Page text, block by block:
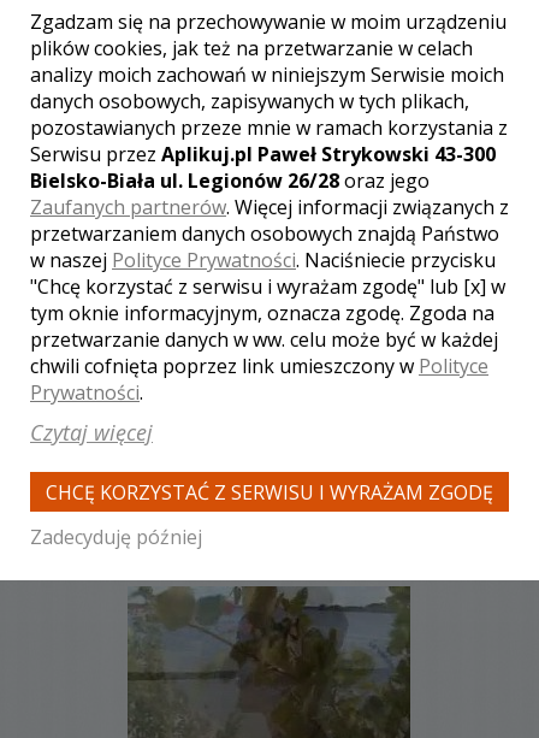
WYŚWIETLEŃ:2297
KOMENTARZY:1
WYŚWIETLEŃ:2968
KOMENTARZY: 1
WYŚWIETLEŃ:
Zgadzam się na przechowywanie w moim urządzeniu
plików cookies, jak też na przetwarzanie w celach
analizy moich zachowań w niniejszym Serwisie moich
danych osobowych, zapisywanych w tych plikach,
pozostawianych przeze mnie w ramach korzystania z
Serwisu przez Aplikuj.pl Paweł Strykowski 43-300
Bielsko-Biała ul. Legionów 26/28oraz jego
Zaufanych partnerów. Więcej informacji związanych z
przetwarzaniem danych osobowych znajdą Państwo
w naszej Polityce Prywatności. Naciśniecie przycisku
"Chcę korzystać z serwisu i wyrażam zgodę" lub [x] w
tym oknie informacyjnym, oznacza zgodę. Zgoda na
przetwarzanie danych w ww. celu może być w każdej
chwili cofnięta poprzez link umieszczony w Polityce
Prywatności.
Czytaj więcej
CHCĘ KORZYSTAĆ Z SERWISU I WYRAŻAM ZGODĘ
Zadecyduję później